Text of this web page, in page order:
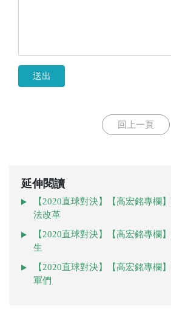
送出
回上一頁
延伸閱讀
【2020直球對決】【高宏銘專欄
法改革
【2020直球對決】【高宏銘專欄
生
【2020直球對決】【高宏銘專欄
軍們